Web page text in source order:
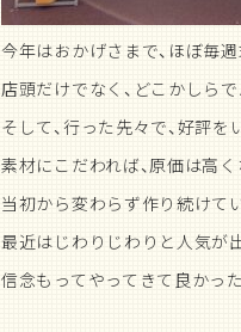
今年はおかげさまで、ほぼ毎週
店頭だけでなく、どこかしら
そして、行った先々で、好評を
素材にこだわれば、原価は高
当初から変わらず作り続けて
最近はじわりじわりと人気が
信念もってやってきて良かっ